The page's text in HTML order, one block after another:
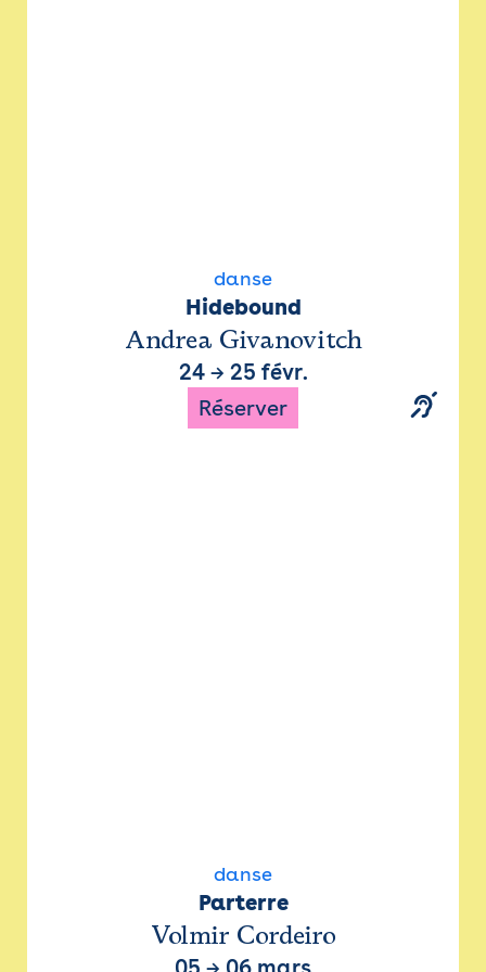
danse
Hidebound
Andrea Givanovitch
24→ 25 févr.
Réserver
danse
Parterre
Volmir Cordeiro